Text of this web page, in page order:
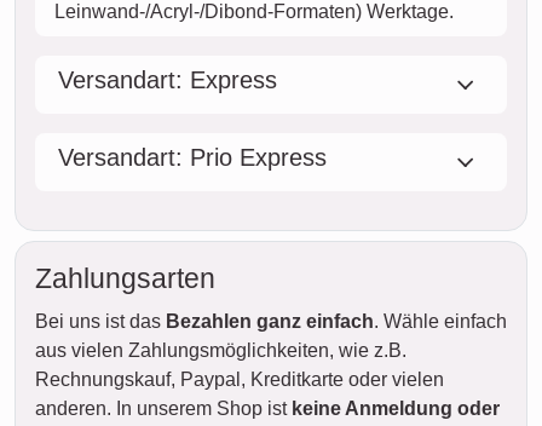
Leinwand-/Acryl-/Dibond-Formaten) Werktage.
Versandart: Express
Versandart: Prio Express
Zahlungsarten
Bei uns ist das Bezahlen ganz einfach. Wähle einfach
aus vielen Zahlungsmöglichkeiten, wie z.B.
Rechnungskauf, Paypal, Kreditkarte oder vielen
anderen. In unserem Shop ist keine Anmeldung oder